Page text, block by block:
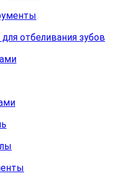
отбеливания зубов